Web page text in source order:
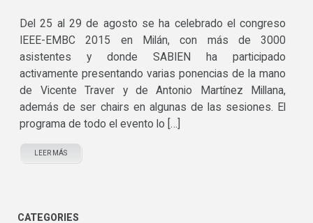
CONTACTA
Del 25 al 29 de agosto se ha celebrado el congreso
IEEE-EMBC 2015 en Milán, con más de 3000
asistentes y donde SABIEN ha participado
activamente presentando varias ponencias de la mano
de Vicente Traver y de Antonio Martínez Millana,
además de ser chairs en algunas de las sesiones. El
programa de todo el evento lo […]
LEER MÁS
CATEGORIES